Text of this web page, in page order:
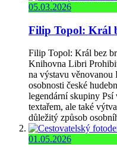
05.03.2026
Filip Topol: Král
Filip Topol: Král bez
Knihovna Libri
na výstavu
osobnosti české
legendární skupiny
textařem, ale také
důležitý způsob
01.05.2026